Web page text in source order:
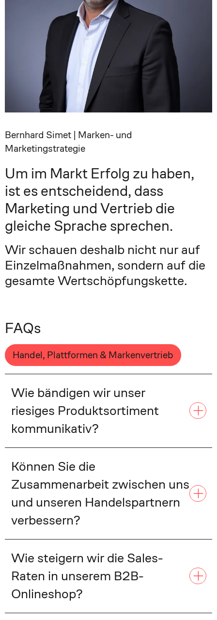
Bernhard Simet | Marken- und
Marketingstrategie
Um im Markt Erfolg zu haben,
ist es entscheidend, dass
Marketing und Vertrieb die
gleiche Sprache sprechen.
Wir schauen deshalb nicht nur auf
Einzelmaßnahmen, sondern auf die
gesamte Wertschöpfungskette.
FAQs
Handel, Plattformen & Markenvertrieb
Wie bändigen wir unser
riesiges Produktsortiment
kommunikativ?
Können Sie die
Zusammenarbeit zwischen uns
und unseren Handelspartnern
verbessern?
Wie steigern wir die Sales-
Raten in unserem B2B-
Onlineshop?